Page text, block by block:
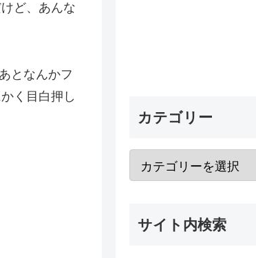
ど、あんな
となんかフ
く目白押し
カテゴリー
サイト内検索